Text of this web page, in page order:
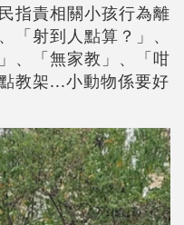
指責相關小孩行為離
「射到人點算？」、
、「無家教」、「咁
教架...小動物係要好